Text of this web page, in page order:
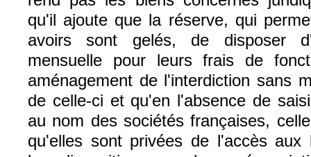
qu'il ajoute que la réserve, qui
avoirs sont gelés, de disposer
mensuelle pour leurs frais de
aménagement de l'interdiction sans
de celle-ci et qu'en l'absence de
au nom des sociétés françaises,
qu'elles sont privées de l'accès aux